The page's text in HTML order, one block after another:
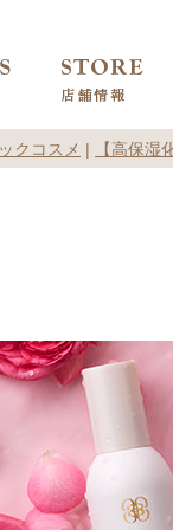
クコスメ | 【高保湿